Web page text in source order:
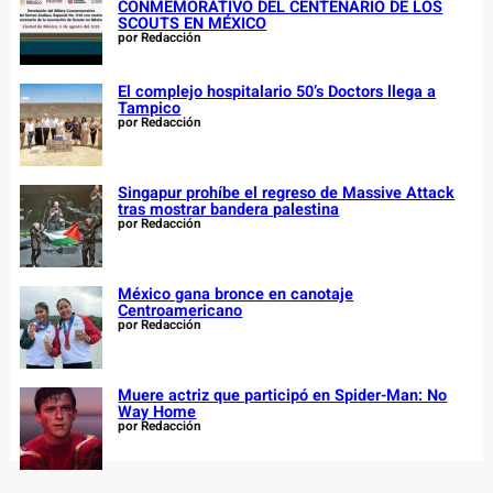
CONMEMORATIVO DEL CENTENARIO DE LOS
SCOUTS EN MÉXICO
por Redacción
El complejo hospitalario 50’s Doctors llega a
Tampico
por Redacción
Singapur prohíbe el regreso de Massive Attack
tras mostrar bandera palestina
por Redacción
México gana bronce en canotaje
Centroamericano
por Redacción
Muere actriz que participó en Spider-Man: No
Way Home
por Redacción